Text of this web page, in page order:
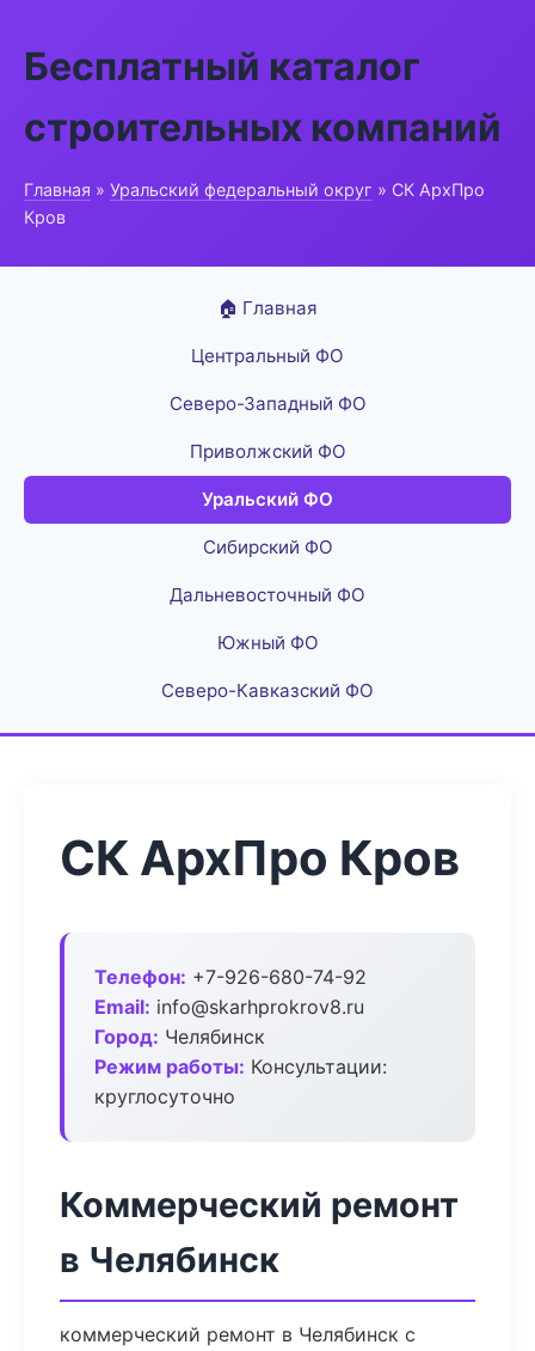
Бесплатный каталог
строительных компаний
Главная » Уральский федеральный округ » СК АрхПро
Кров
🏠 Главная
Центральный ФО
Северо-Западный ФО
Приволжский ФО
Уральский ФО
Сибирский ФО
Дальневосточный ФО
Южный ФО
Северо-Кавказский ФО
СК АрхПро Кров
Телефон: +7-926-680-74-92
Email: info@skarhprokrov8.ru
Город: Челябинск
Режим работы: Консультации:
круглосуточно
Коммерческий ремонт
в Челябинск
коммерческий ремонт в Челябинск с